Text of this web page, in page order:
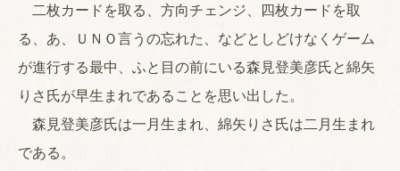
二枚カードを取る、方向チェンジ、四枚カードを取
る、あ、ＵＮＯ言うの忘れた、などとしどけなくゲーム
が進行する最中、ふと目の前にいる森見登美彦氏と綿矢
りさ氏が早生まれであることを思い出した。
森見登美彦氏は一月生まれ、綿矢りさ氏は二月生まれ
である。